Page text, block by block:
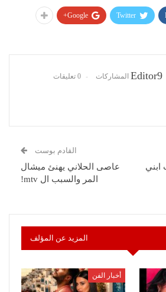
Twitter
Google+
Editor9 0 تعليقات
ابني
القادم بوست
عاصى الحلاني يهنئ ميشال
المر والسبب ال mtv!
المزيد عن المؤلف
أخبار الفن